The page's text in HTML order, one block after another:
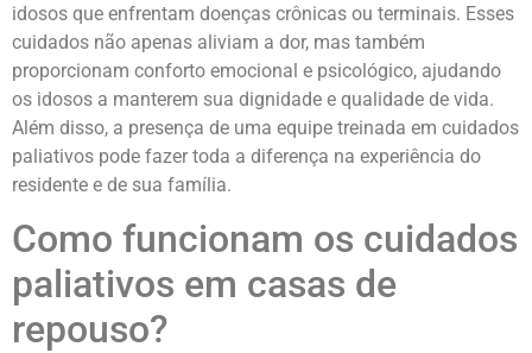
idosos que enfrentam doenças crônicas ou terminais. Esses
cuidados não apenas aliviam a dor, mas também
proporcionam conforto emocional e psicológico, ajudando
os idosos a manterem sua dignidade e qualidade de vida.
Além disso, a presença de uma equipe treinada em cuidados
paliativos pode fazer toda a diferença na experiência do
residente e de sua família.
Como funcionam os cuidados
paliativos em casas de
repouso?